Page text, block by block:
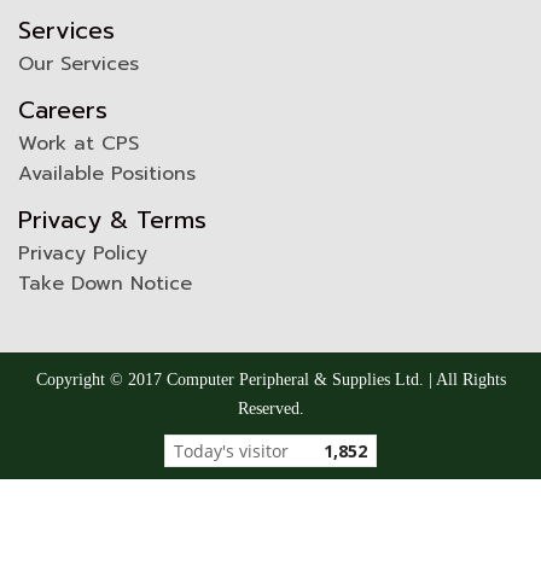
Services
Our Services
Careers
Work at CPS
Available Positions
Privacy & Terms
Privacy Policy
Take Down Notice
Copyright © 2017 Computer Peripheral & Supplies Ltd. | All Rights
Reserved.
Today's visitor 1,852